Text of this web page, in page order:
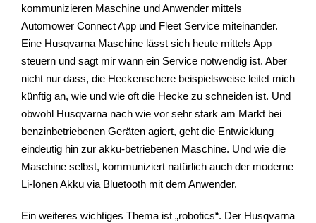
kommunizieren Maschine und Anwender mittels
Automower Connect App und Fleet Service miteinander.
Eine Husqvarna Maschine lässt sich heute mittels App
steuern und sagt mir wann ein Service notwendig ist. Aber
nicht nur dass, die Heckenschere beispielsweise leitet mich
künftig an, wie und wie oft die Hecke zu schneiden ist. Und
obwohl Husqvarna nach wie vor sehr stark am Markt bei
benzinbetriebenen Geräten agiert, geht die Entwicklung
eindeutig hin zur akku-betriebenen Maschine. Und wie die
Maschine selbst, kommuniziert natürlich auch der moderne
Li-Ionen Akku via Bluetooth mit dem Anwender.
Ein weiteres wichtiges Thema ist „robotics“. Der Husqvarna